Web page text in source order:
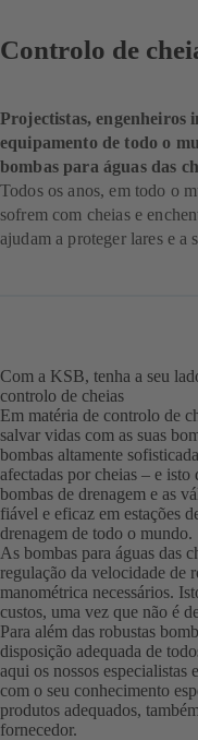
Controlo de
Projectistas, engenheiros
equipamento de todo o
bombas para águas das
Todos os anos, em todo o
sofrem com cheias e
ajudam a proteger lares e a
Com a KSB, tenha a seu
controlo de cheias
Em matéria de controlo de
salvar vidas com as suas
bombas altamente
afectadas por cheias – e
bombas de drenagem e as
fiável e eficaz em estações
drenagem de todo o mundo.
As bombas para águas das
regulação da velocidade de
manométrica necessários.
custos, uma vez que não é
Para além das robustas
disposição adequada de
aqui os nossos especialistas
com o seu conhecimento
produtos adequados,
fornecedor.